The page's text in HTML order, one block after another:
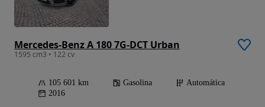
Mercedes-Benz A 180 7G-DCT Urban
1595 cm3 • 122 cv
105 601 km Gasolina
Automática
2016